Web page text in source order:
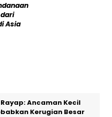
Asia
Ancaman Kecil
Kerugian Besar